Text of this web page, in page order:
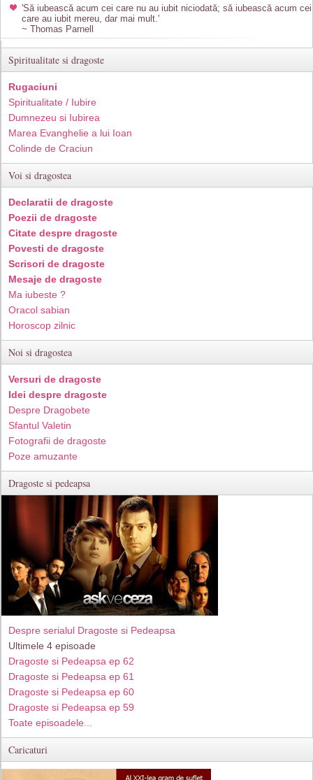
'Să iubească acum cei care nu au iubit niciodată; să iubească acum cei
care au iubit mereu, dar mai mult.'
~ Thomas Parnell
Spiritualitate si dragoste
Rugaciuni
Spiritualitate / Iubire
Dumnezeu si Iubirea
Marea Evanghelie a lui Ioan
Colinde de Craciun
Voi si dragostea
Declaratii de dragoste
Poezii de dragoste
Citate despre dragoste
Povesti de dragoste
Scrisori de dragoste
Mesaje de dragoste
Ma iubeste ?
Oracol sabian
Horoscop zilnic
Noi si dragostea
Versuri de dragoste
Idei despre dragoste
Despre Dragobete
Sfantul Valetin
Fotografii de dragoste
Poze amuzante
Dragoste si pedeapsa
Despre serialul Dragoste si Pedeapsa
Ultimele 4 episoade
Dragoste si Pedeapsa ep 62
Dragoste si Pedeapsa ep 61
Dragoste si Pedeapsa ep 60
Dragoste si Pedeapsa ep 59
Toate episoadele...
Caricaturi